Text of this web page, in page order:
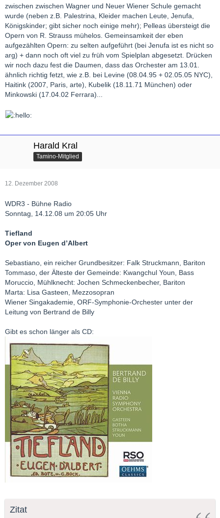
zwischen zwischen Wagner und Neuer Wiener Schule gemacht
wurde (neben z.B. Palestrina, Kleider machen Leute, Jenufa,
Königskinder; gibt sicher noch einige mehr); Pelleas übersteigt die
Opern von R. Strauss mühelos. Gemeinsamkeit der eben
aufgezählten Opern: zu selten aufgeführt (bei Jenufa ist es nicht so
arg) + dann noch oft viel zu früh vom Spielplan abgesetzt. Drücken
wir noch dazu fest die Daumen, dass das Orchester am 13.01.
ähnlich richtig fetzt, wie z.B. bei Levine (08.04.95 + 02.05.05 NYC),
Haitink (2007, Paris, arte), Kubelik (18.11.71 München) oder
Minkowski (17.04.02 Ferrara)...
Harald Kral
Tamino-Mitglied
12. Dezember 2008
WDR3 - Bühne Radio
Sonntag, 14.12.08 um 20:05 Uhr
Tiefland
Oper von Eugen d’Albert
Sebastiano, ein reicher Grundbesitzer: Falk Struckmann, Bariton
Tommaso, der Älteste der Gemeinde: Kwangchul Youn, Bass
Moruccio, Mühlknecht: Jochen Schmeckenbecher, Bariton
Marta: Lisa Gasteen, Mezzosopran
Wiener Singakademie, ORF-Symphonie-Orchester unter der
Leitung von Bertrand de Billy
Gibt es schon länger als CD:
Zitat